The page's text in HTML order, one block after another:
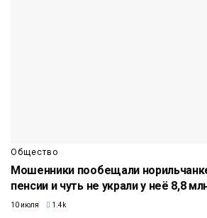
Общество
Мошенники пообещали
пенсии и чуть не украли у неё 8,8
10 июля 1.4k